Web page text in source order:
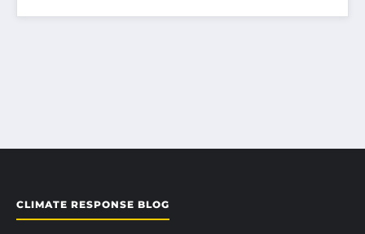
CLIMATE RESPONSE BLOG